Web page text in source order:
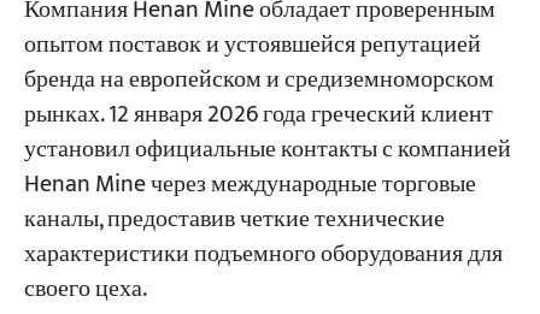
Компания Henan Mine обладает проверенным
опытом поставок и устоявшейся репутацией
бренда на европейском и средиземноморском
рынках. 12 января 2026 года греческий клиент
установил официальные контакты с компанией
Henan Mine через международные торговые
каналы, предоставив четкие технические
характеристики подъемного оборудования для
своего цеха.